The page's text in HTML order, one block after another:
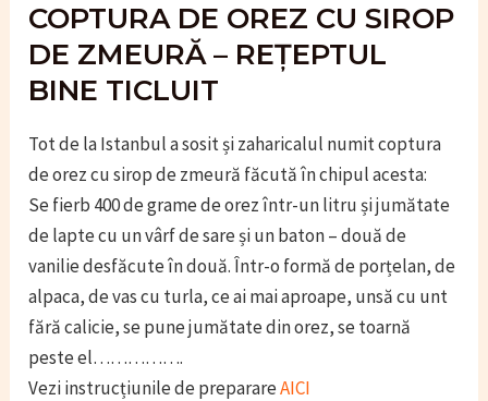
COPTURA DE OREZ CU SIROP
DE ZMEURĂ – REȚEPTUL
BINE TICLUIT
Tot de la Istanbul a sosit și zaharicalul numit coptura
de orez cu sirop de zmeură făcută în chipul acesta:
Se fierb 400 de grame de orez într-un litru și jumătate
de lapte cu un vârf de sare și un baton – două de
vanilie desfăcute în două. Într-o formă de porțelan, de
alpaca, de vas cu turla, ce ai mai aproape, unsă cu unt
fără calicie, se pune jumătate din orez, se toarnă
peste el…………….
Vezi instrucțiunile de preparareAICI